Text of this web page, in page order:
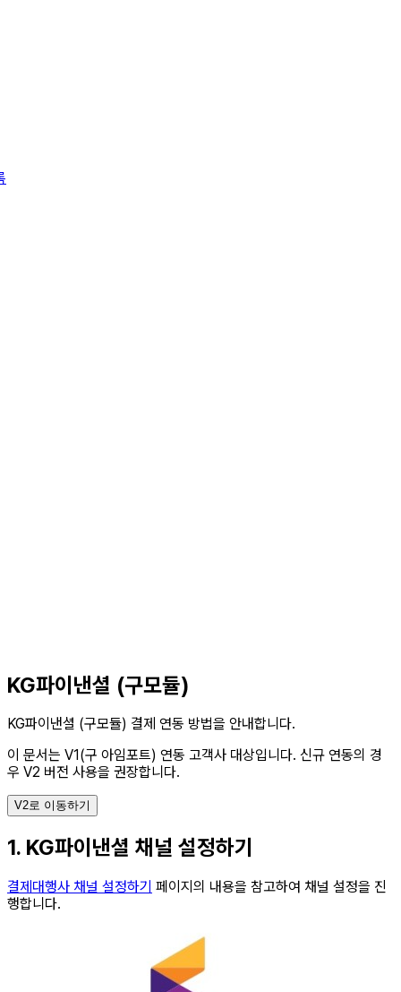
KG파이낸셜 (구모듈)
KG파이낸셜 (구모듈) 결제 연동 방법을 안내합니다.
이 문서는 V1(구 아임포트) 연동 고객사 대상입니다. 신규 연동의 경
우 V2 버전 사용을 권장합니다.
V2로 이동하기
1. KG파이낸셜 채널 설정하기
결제대행사 채널 설정하기 페이지의 내용을 참고하여 채널 설정을 진
행합니다.